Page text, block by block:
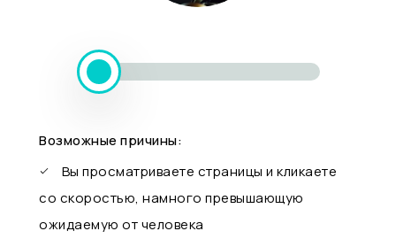
Возможные причины:
Вы просматриваете страницы и кликаете
со скоростью, намного превышающую
ожидаемую от человека